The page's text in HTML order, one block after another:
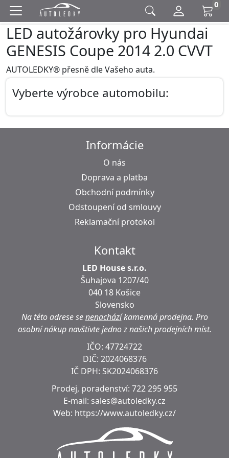
0
LED autožárovky pro Hyundai
GENESIS Coupe 2014 2.0 CVVT
AUTOLEDKY® přesně dle Vašeho auta.
Vyberte výrobce automobilu:
Informácie
O nás
Doprava a platba
Obchodní podmínky
Odstoupení od smlouvy
Reklamační protokol
Kontakt
LED House s.r.o.
Šuhajova 1207/40
040 18 Košice
Slovensko
Na této adrese senenacházíkamenná prodejna. Pro
osobní nákup navštivte jedno z našich prodejních míst.
IČO: 47724722
DIČ: 2024068376
IČ DPH: SK2024068376
Prodej, poradenství: 722 295 955
E-mail: sales@autoledky.cz
Web: https://www.autoledky.cz/